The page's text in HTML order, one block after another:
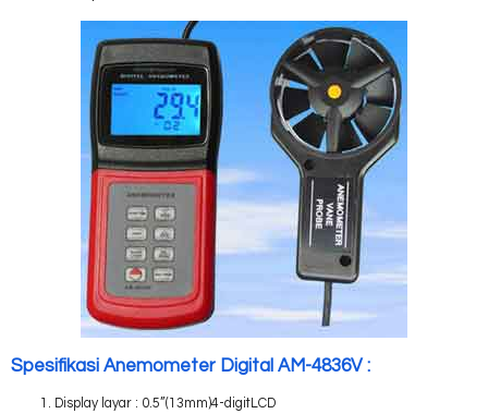
Spesifikasi Anemometer Digital AM-4836V :
Display layar : 0.5”(13mm)4-digitLCD